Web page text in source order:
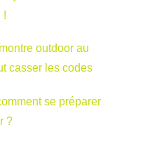
!
outdoor au
casser les codes
se préparer
?